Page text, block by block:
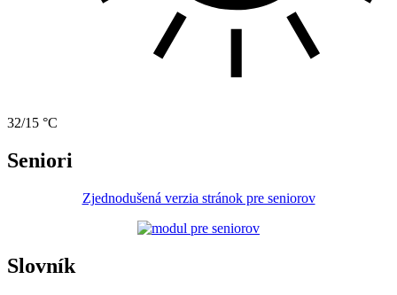
32/15 °C
Seniori
Zjednodušená verzia stránok pre seniorov
Slovník